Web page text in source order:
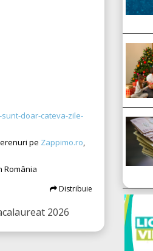
doar-cateva-zile-
pe Zappimo.ro
România
Distribuie
2026